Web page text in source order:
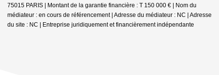
75015 PARIS | Montant de la garantie financière : T 150 000 € | Nom du
médiateur : en cours de référencement | Adresse du médiateur : NC | Adresse
du site : NC | Entreprise juridiquement et financièrement indépendante